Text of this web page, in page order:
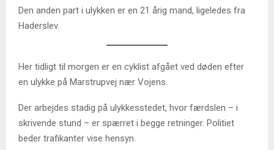
Den anden part i ulykken er en 21 årig mand, ligeledes fra
Haderslev.
Her tidligt til morgen er en cyklist afgået ved døden efter
en ulykke på Marstrupvej nær Vojens.
Der arbejdes stadig på ulykkesstedet, hvor færdslen – i
skrivende stund – er spærret i begge retninger. Politiet
beder trafikanter vise hensyn.